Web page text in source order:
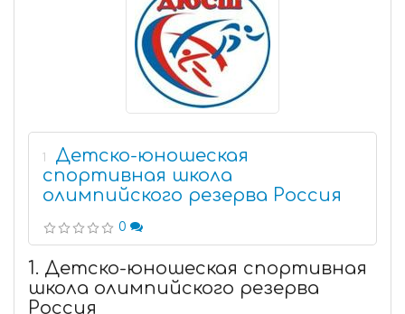
1
Детско-юношеская
спортивная школа
олимпийского резерва Россия
0
1. Детско-юношеская спортивная
школа олимпийского резерва
Россия